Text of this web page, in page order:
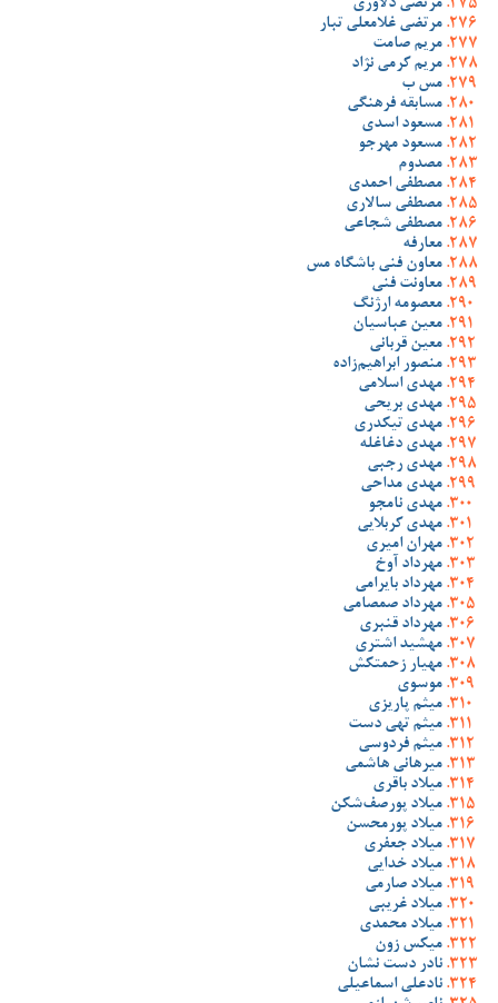
مرتضی دلاوری
مرتضی غلامعلی تبار
مریم صامت
مریم کرمی نژاد
مس ب
مسابقه فرهنگی
مسعود اسدی
مسعود مهرجو
مصدوم
مصطفی احمدی
مصطفی سالاری
مصطفی شجاعی
معارفه
معاون فنی باشگاه مس
معاونت فنی
معصومه ارژنگ
معین عباسیان
معین قربانی
منصور ابراهیم‌زاده
مهدی اسلامی
مهدی بریحی
مهدی تیکدری
مهدی دغاغله
مهدی رجبی
مهدی مداحی
مهدی نامجو
مهدی کربلایی
مهران امیری
مهرداد آوخ
مهرداد بایرامی
مهرداد صمصامی
مهرداد قنبری
مهشید اشتری
مهیار زحمتکش
موسوی
میثم پاریزی
میثم تهی دست
میثم فردوسی
میرهانی هاشمی
میلاد باقری
میلاد پورصف‌شکن
میلاد پورمحسن
میلاد جعفری
میلاد خدایی
میلاد صارمی
میلاد غریبی
میلاد محمدی
میکس زون
نادر دست نشان
نادعلی اسماعیلی